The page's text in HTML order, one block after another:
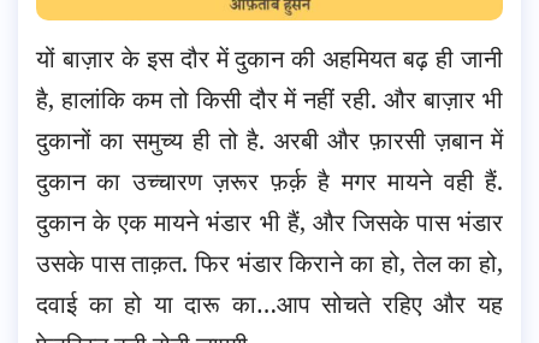
यों बाज़ार के इस दौर में दुकान की अहमियत बढ़ ही जानी
है, हालांकि कम तो किसी दौर में नहीं रही. और बाज़ार भी
दुकानों का समुच्य ही तो है. अरबी और फ़ारसी ज़बान में
दुकान का उच्चारण ज़रूर फ़र्क़ है मगर मायने वही हैं.
दुकान के एक मायने भंडार भी हैं, और जिसके पास भंडार
उसके पास ताक़त. फिर भंडार किराने का हो, तेल का हो,
दवाई का हो या दारू का…आप सोचते रहिए और यह